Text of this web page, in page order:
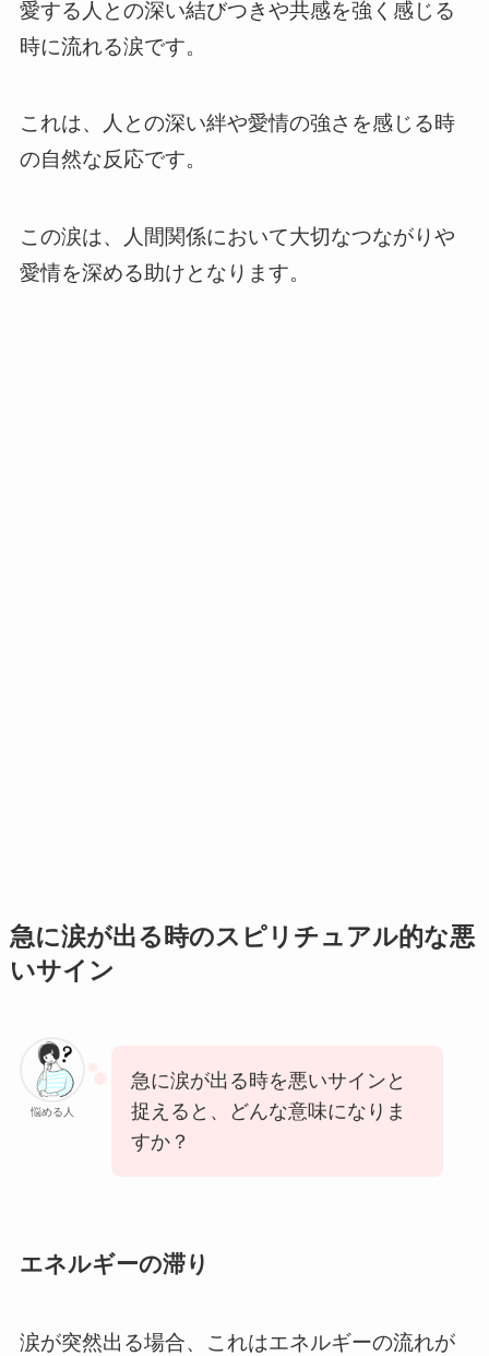
愛する人との深い結びつきや共感を強く感じる
時に流れる涙です。
これは、人との深い絆や愛情の強さを感じる時
の自然な反応です。
この涙は、人間関係において大切なつながりや
愛情を深める助けとなります。
急に涙が出る時のスピリチュアル的な悪
いサイン
悩める人
急に涙が出る時を悪いサインと
捉えると、どんな意味になりま
すか？
エネルギーの滞り
涙が突然出る場合、これはエネルギーの流れが